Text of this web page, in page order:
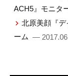
ACH5』モニタ
北原美顔『
ーム —